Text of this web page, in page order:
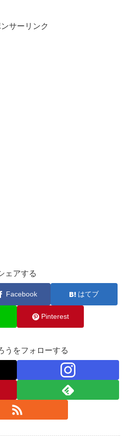
サーリンク
ェアする
Facebook はてブ
Pinterest
うをフォローする